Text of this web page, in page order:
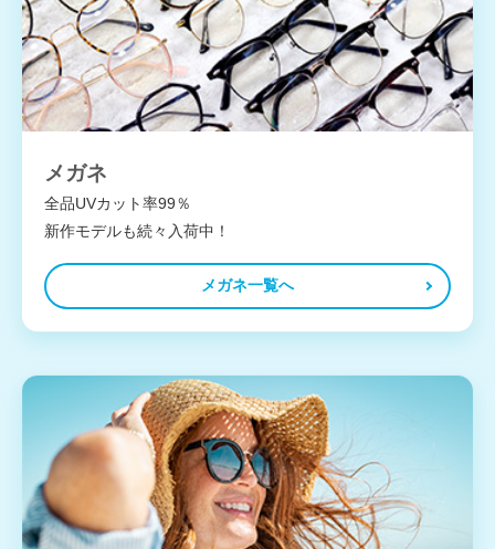
メガネ
全品UVカット率99％
新作モデルも続々入荷中！
メガネ一覧へ